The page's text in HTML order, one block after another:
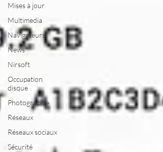
Mises à jour
Multimedia
Navigateurs
News
Nirsoft
Occupation
disque
Photographie
Réseaux
Réseaux sociaux
Sécurité